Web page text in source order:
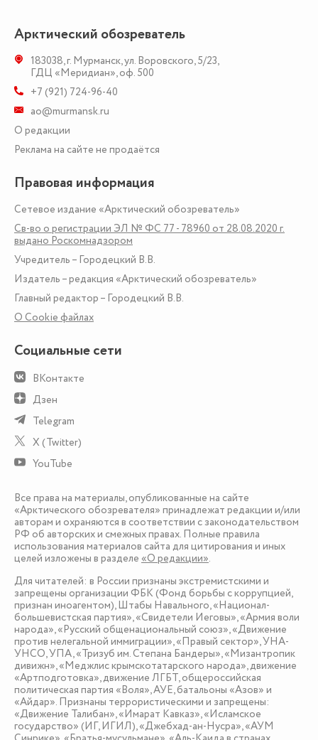
Арктический обозреватель
183038,г. Мурманск,ул. Воровского, 5/23,
ГДЦ «Меридиан», оф. 500
+7 (921) 724-96-40
ao@murmansk.ru
О редакции
Реклама на сайте не продаётся
Правовая информация
Сетевое издание «Арктический обозреватель»
Св-во о регистрации ЭЛ № ФС 77 - 78960 от 28.08.2020 г.
выдано Роскомнадзором
Учредитель – Городецкий В.В.
Издатель – редакция «Арктический обозреватель»
Главный редактор – Городецкий В.В.
О Сookie файлах
Социальные сети
ВКонтакте
Дзен
Telegram
X (Twitter)
YouTube
Все права на материалы, опубликованные на сайте
«Арктического обозревателя» принадлежат редакции и/или
авторам и охраняются в соответствии с законодательством
РФ об авторских и смежных правах. Полные правила
использования материалов сайта для цитирования и иных
целей изложены в разделе«О редакции».
Для читателей: в России признаны экстремистскими и
запрещены организации ФБК (Фонд борьбы с коррупцией,
признан иноагентом), Штабы Навального, «Национал-
большевистская партия», «Свидетели Иеговы», «Армия воли
народа», «Русский общенациональный союз», «Движение
против нелегальной иммиграции», «Правый сектор», УНА-
УНСО, УПА, «Тризуб им. Степана Бандеры», «Мизантропик
дивижн», «Меджлис крымскотатарского народа», движение
«Артподготовка», движение ЛГБТ, общероссийская
политическая партия «Воля», АУЕ, батальоны «Азов» и
«Айдар». Признаны террористическими и запрещены:
«Движение Талибан», «Имарат Кавказ», «Исламское
государство» (ИГ, ИГИЛ), «Джебхад-ан-Нусра», «АУМ